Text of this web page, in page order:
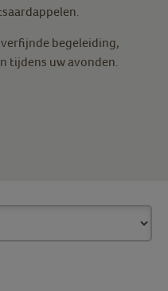
verfijnde begeleiding,
tijdens uw avonden.